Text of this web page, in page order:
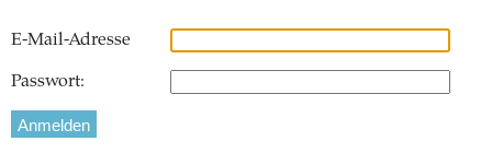
E-Mail-Adresse
Passwort: